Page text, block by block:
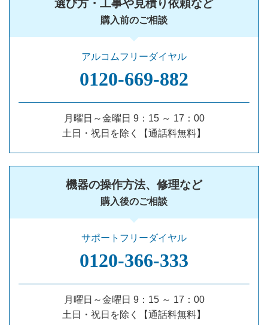
選び方・工事や見積り依頼など
購入前のご相談
アルコムフリーダイヤル
0120‐669‐882
月曜日～金曜日 9：15 ～ 17：00
土日・祝日を除く【通話料無料】
機器の操作方法、修理など
購入後のご相談
サポートフリーダイヤル
0120‐366‐333
月曜日～金曜日 9：15 ～ 17：00
土日・祝日を除く【通話料無料】